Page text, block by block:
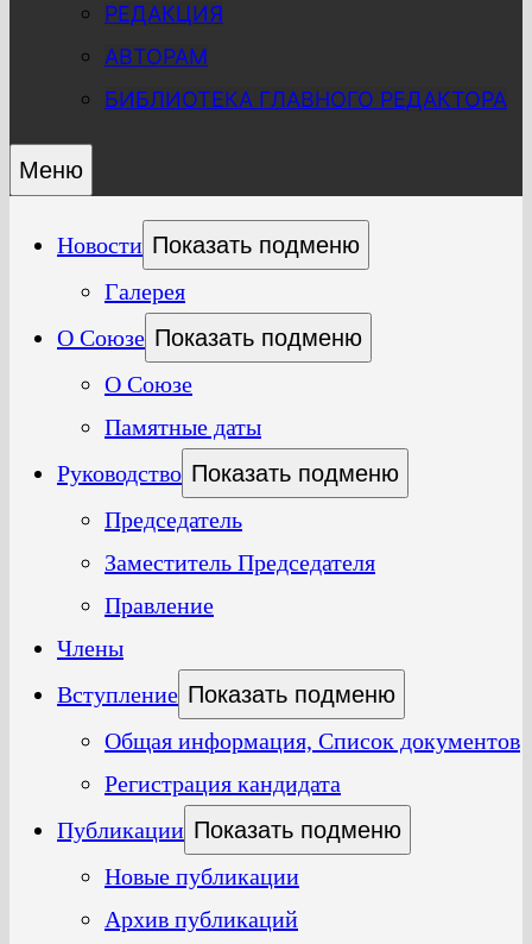
РЕДАКЦИЯ
АВТОРАМ
БИБЛИОТЕКА ГЛАВНОГО РЕДАКТОРА
Меню
Новости Показать подменю
Галерея
О Союзе Показать подменю
О Союзе
Памятные даты
Руководство Показать подменю
Председатель
Заместитель Председателя
Правление
Члены
Вступление Показать подменю
Общая информация, Список документов
Регистрация кандидата
Публикации Показать подменю
Новые публикации
Архив публикаций